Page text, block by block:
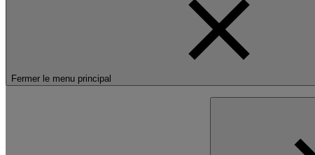
Fermer le menu principal